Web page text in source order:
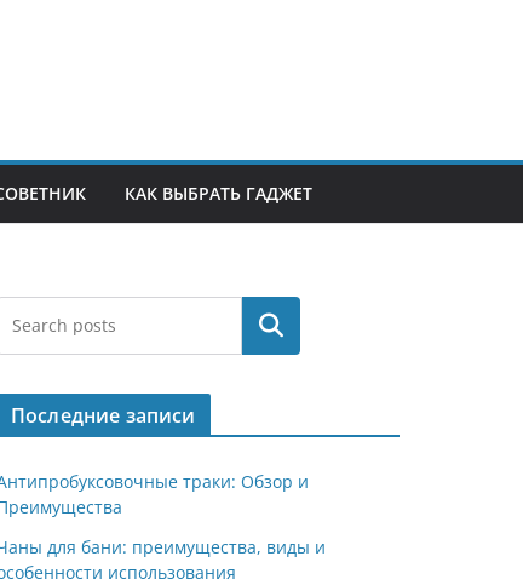
КАК ВЫБРАТЬ ГАДЖЕТ
Поиск
Последние записи
траки: Обзор и
для бани: преимущества, виды и
использования